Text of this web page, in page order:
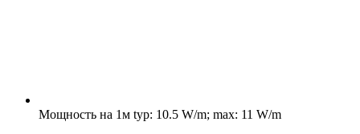
Мощность на 1м typ: 10.5 W/m; max: 11 W/m